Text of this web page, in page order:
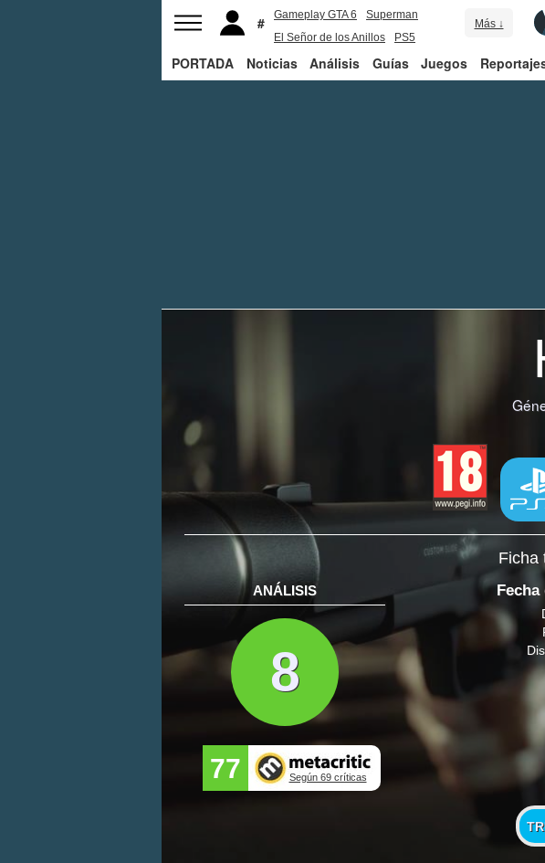
Gameplay GTA 6
Superman
El Señor de los Anillos
PS5
Más ↓
PORTADA Noticias Análisis Guías Juegos
Ficha
ANÁLISIS
8
77 Según 69 críticas